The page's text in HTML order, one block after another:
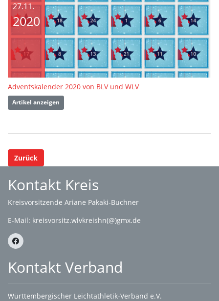
27.11.
2020
Adventskalender 2020 von BLV und WLV
Artikel anzeigen
Zurück
Kontakt Kreis
Kreisvorsitzende Ariane Pakaki-Buchner
E-Mail: kreisvorsitz.wlvkreishn(@)gmx.de
Kontakt Verband
Württembergischer Leichtathletik-Verband e.V.